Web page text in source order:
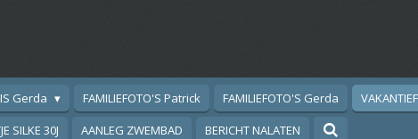
Gerda FAMILIEFOTO'S Patrick FAMILIEFOTO'S Gerda
SILKE 30J AANLEG ZWEMBAD BERICHT NALATEN